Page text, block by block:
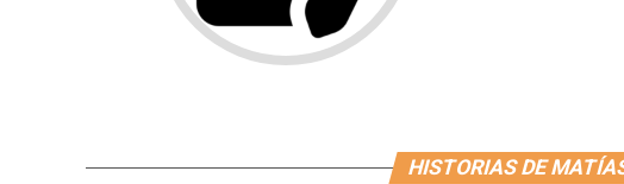
HISTORIAS DE